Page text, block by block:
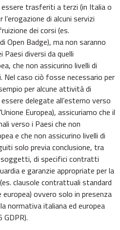
trasferiti a terzi (in Italia o
di alcuni servizi
dei corsi (es.
Open Badge), ma non saranno
diversi da quelli
che non assicurino livelli di
Nel caso ciò fosse necessario per
per alcune attività di
delegate all’esterno verso
Europea), assicuriamo che il
verso i Paesi che non
e che non assicurino livelli di
solo previa conclusione, tra
soggetti, di specifici contratti
e garanzie appropriate per la
clausole contrattuali standard
ovvero solo in presenza
normativa italiana ed europea
GDPR).